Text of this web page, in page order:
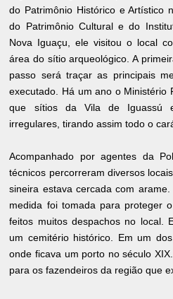
do Patrimônio Histórico e Artístico
do Patrimônio Cultural e do
Nova Iguaçu, ele visitou o local
área do sítio arqueológico. A
passo será traçar as principais
executado. Há um ano o Ministério
que sítios da Vila de Iguassú
irregulares, tirando assim todo o
Acompanhado por agentes da
técnicos percorreram diversos
sineira estava cercada com
medida foi tomada para proteger
feitos muitos despachos no local.
um cemitério histórico. Em um
onde ficava um porto no século
para os fazendeiros da região que